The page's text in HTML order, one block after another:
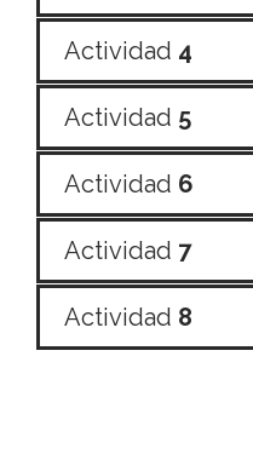
Actividad 4
Actividad 5
Actividad 6
Actividad 7
Actividad 8